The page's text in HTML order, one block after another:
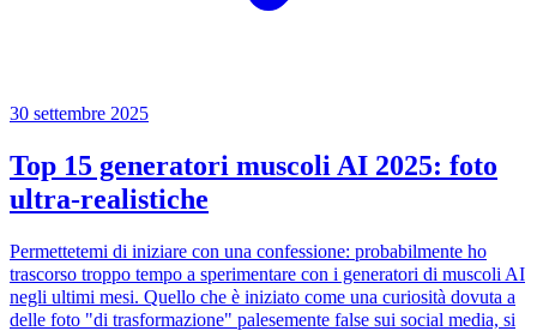
30 settembre 2025
Top 15 generatori muscoli AI 2025: foto
ultra-realistiche
Permettetemi di iniziare con una confessione: probabilmente ho
trascorso troppo tempo a sperimentare con i generatori di muscoli AI
negli ultimi mesi. Quello che è iniziato come una curiosità dovuta a
delle foto "di trasformazione" palesemente false sui social media, si